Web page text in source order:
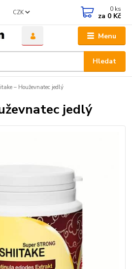
Menu
CZK
Hledat
0 ks
za 0 Kč
– Houževnatec jedlý
jedlý